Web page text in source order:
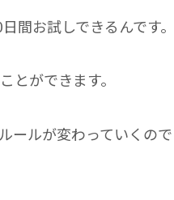
間お試しできるんです。
とができます。
ールが変わっていくので